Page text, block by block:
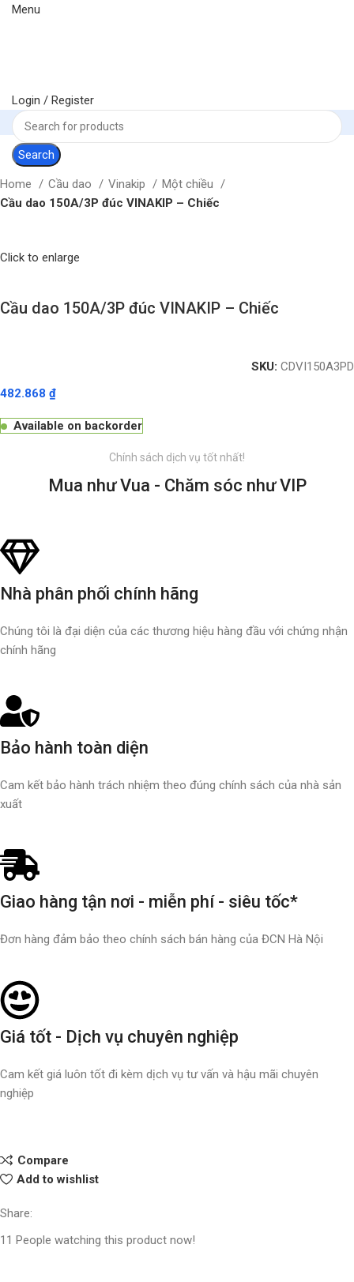
Menu
Login / Register
Search
Home Cầu dao Vinakip
Một chiều
Cầu dao 150A/3P đúc VINAKIP – Chiếc
Click to enlarge
Cầu dao 150A/3P đúc VINAKIP – Chiếc
SKU: CDVI150A3PD
482.868₫
Available on backorder
Chính sách dịch vụ tốt nhất!
Mua như Vua - Chăm sóc như VIP
Nhà phân phối chính hãng
Chúng tôi là đại diện của các thương hiệu hàng đầu với chứng nhận
chính hãng
Bảo hành toàn diện
Cam kết bảo hành trách nhiệm theo đúng chính sách của nhà sản
xuất
Giao hàng tận nơi - miễn phí - siêu tốc*
Đơn hàng đảm bảo theo chính sách bán hàng của ĐCN Hà Nội
Giá tốt - Dịch vụ chuyên nghiệp
Cam kết giá luôn tốt đi kèm dịch vụ tư vấn và hậu mãi chuyên
nghiệp
Compare
Add to wishlist
Share:
11 People watching this product now!